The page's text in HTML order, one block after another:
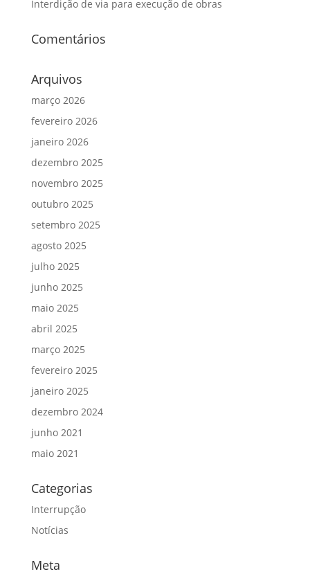
Interdição de via para execução de obras
Comentários
Arquivos
março 2026
fevereiro 2026
janeiro 2026
dezembro 2025
novembro 2025
outubro 2025
setembro 2025
agosto 2025
julho 2025
junho 2025
maio 2025
abril 2025
março 2025
fevereiro 2025
janeiro 2025
dezembro 2024
junho 2021
maio 2021
Categorias
Interrupção
Notícias
Meta